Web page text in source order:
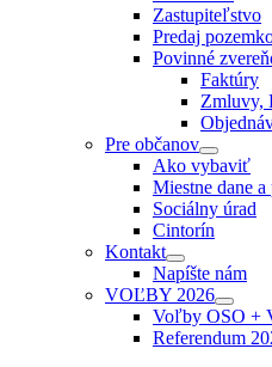
Zastupiteľstvo
Predaj
Povinné
Faktúry
Zmluvy,
Pre občanov
Show
sub
menu
Ako vybaviť
Miestne dane
Sociálny úrad
Cintorín
Kontakt
Show
sub
menu
Napíšte nám
VOĽBY 2026
Show
sub
menu
Voľby OSO +
Referendum